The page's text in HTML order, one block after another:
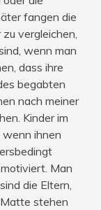
fangen die
vergleichen,
wenn man
dass ihre
begabten
nach meiner
Kinder im
wenn ihnen
Man
die Eltern,
stehen